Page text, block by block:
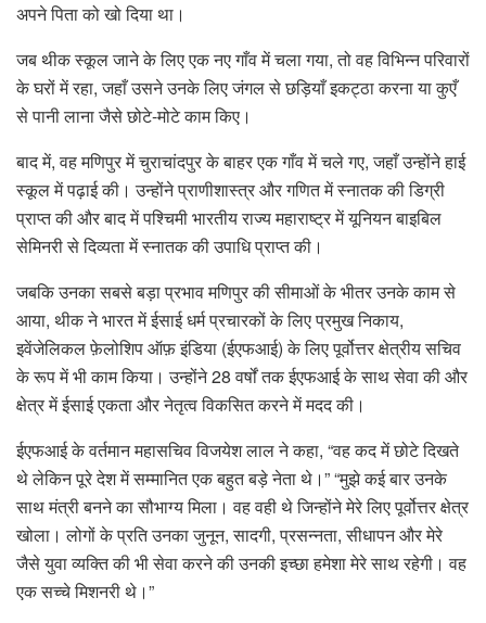
अपने पिता को खो दिया था।
जब थीक स्कूल जाने के लिए एक नए गाँव में चला गया, तो वह विभिन्न परिवारों
के घरों में रहा, जहाँ उसने उनके लिए जंगल से छड़ियाँ इकट्ठा करना या कुएँ
से पानी लाना जैसे छोटे-मोटे काम किए।
बाद में, वह मणिपुर में चुराचांदपुर के बाहर एक गाँव में चले गए, जहाँ उन्होंने हाई
स्कूल में पढ़ाई की। उन्होंने प्राणीशास्त्र और गणित में स्नातक की डिग्री
प्राप्त की और बाद में पश्चिमी भारतीय राज्य महाराष्ट्र में यूनियन बाइबिल
सेमिनरी से दिव्यता में स्नातक की उपाधि प्राप्त की।
जबकि उनका सबसे बड़ा प्रभाव मणिपुर की सीमाओं के भीतर उनके काम से
आया, थीक ने भारत में ईसाई धर्म प्रचारकों के लिए प्रमुख निकाय,
इवेंजेलिकल फ़ेलोशिप ऑफ़ इंडिया (ईएफआई) के लिए पूर्वोत्तर क्षेत्रीय सचिव
के रूप में भी काम किया। उन्होंने 28 वर्षों तक ईएफआई के साथ सेवा की और
क्षेत्र में ईसाई एकता और नेतृत्व विकसित करने में मदद की।
ईएफआई के वर्तमान महासचिव विजयेश लाल ने कहा, “वह कद में छोटे दिखते
थे लेकिन पूरे देश में सम्मानित एक बहुत बड़े नेता थे।” “मुझे कई बार उनके
साथ मंत्री बनने का सौभाग्य मिला। वह वही थे जिन्होंने मेरे लिए पूर्वोत्तर क्षेत्र
खोला। लोगों के प्रति उनका जुनून, सादगी, प्रसन्नता, सीधापन और मेरे
जैसे युवा व्यक्ति की भी सेवा करने की उनकी इच्छा हमेशा मेरे साथ रहेगी। वह
एक सच्चे मिशनरी थे।”